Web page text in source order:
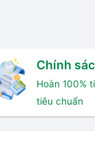
Chính
Hoàn 100%
tiêu chuẩn